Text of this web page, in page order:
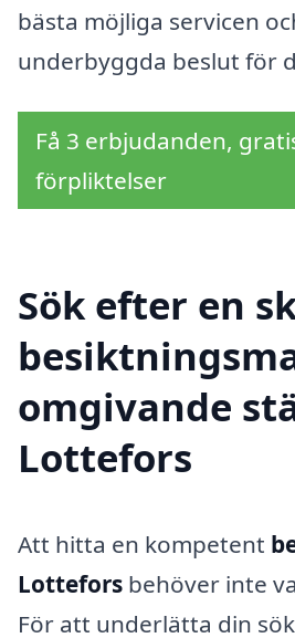
bästa möjliga servicen
underbyggda beslut för
Få 3 erbjudanden,
förpliktelser
Sök efter en
omgivande
Lottefors
Att hitta en kompetent
Lottefors behöver inte
För att underlätta din